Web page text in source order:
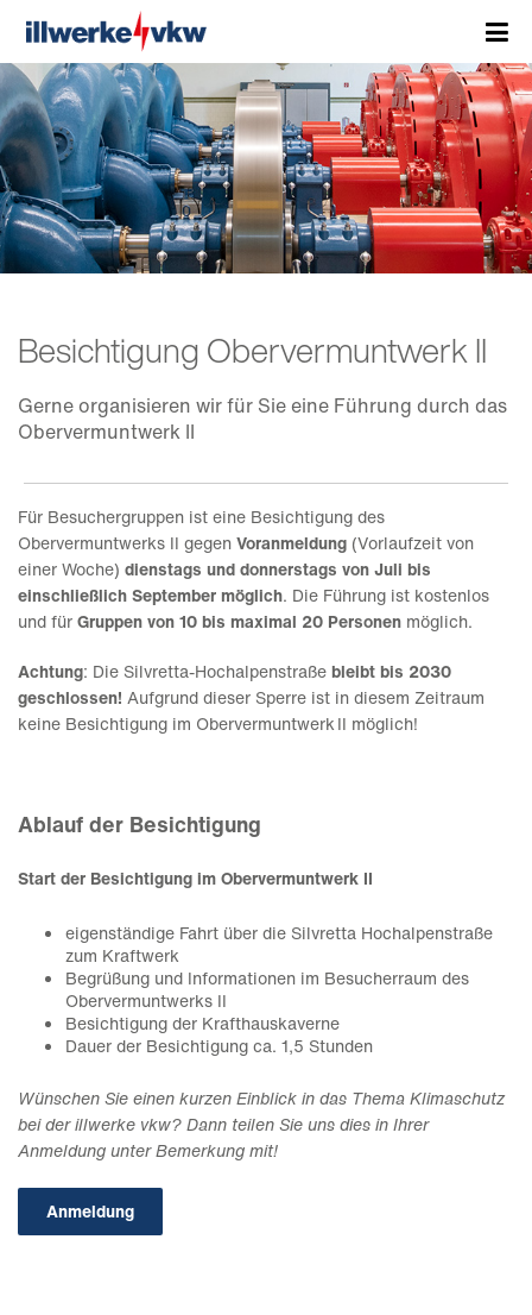
Besichtigung Obervermuntwerk II
Gerne organisieren wir für Sie eine Führung durch das
Obervermuntwerk II
Für Besuchergruppen ist eine Besichtigung des
Obervermuntwerks II gegenVoranmeldung (Vorlaufzeit von
einer Woche) dienstags und donnerstags von Juli bis
einschließlich September möglich. Die Führung ist kostenlos
und fürGruppen von 10 bis maximal 20 Personen möglich.
Achtung: Die Silvretta-Hochalpenstraßebleibt bis 2030
geschlossen! Aufgrund dieser Sperre ist in diesem Zeitraum
keine Besichtigung im Obervermuntwerk II möglich!
Ablauf der Besichtigung
Start der Besichtigung im Obervermuntwerk II
eigenständige Fahrt über die Silvretta Hochalpenstraße
zum Kraftwerk
Begrüßung und Informationen im Besucherraum des
Obervermuntwerks II
Besichtigung der Krafthauskaverne
Dauer der Besichtigung ca. 1,5 Stunden
Wünschen Sie einen kurzen Einblick in das Thema Klimaschutz
bei der illwerke vkw? Dann teilen Sie uns dies in Ihrer
Anmeldung unter Bemerkung mit!
Anmeldung